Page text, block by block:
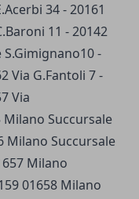
34 - 20161
11 - 20142
-
Via G.Fantoli 7 -
Via
Milano Succursale
Milano Succursale
Milano
01658 Milano